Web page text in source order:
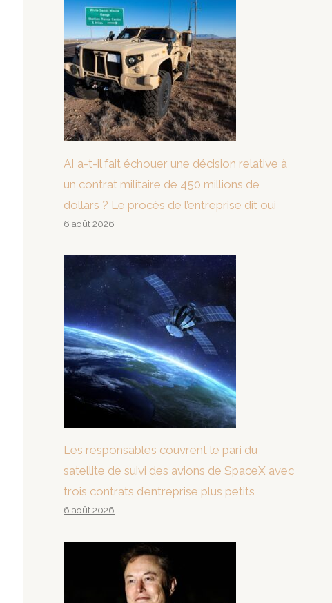
AI a-t-il fait échouer une décision relative à
un contrat militaire de 450 millions de
dollars ? Le procès de l’entreprise dit oui
6 août 2026
Les responsables couvrent le pari du
satellite de suivi des avions de SpaceX avec
trois contrats d’entreprise plus petits
6 août 2026